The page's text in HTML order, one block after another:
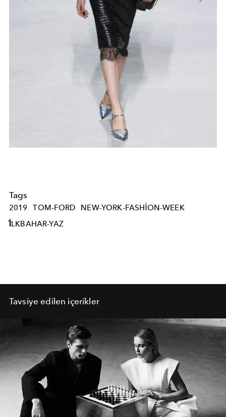
Tags
2019 TOM-FORD
NEW-YORK-FASHION-WEEK
İLKBAHAR-YAZ
Tavsiye edilen içerikler